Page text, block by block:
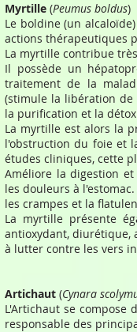
Myrtille (Peumus boldus)
Le boldine (un
actions thérapeutiques
La myrtille contribue
Il possède un
traitement de la
(stimule la libération
la purification et la
La myrtille est alors la
l'obstruction du foie et
études cliniques, cette
Améliore la digestion
les douleurs à
les crampes et la
La myrtille présente
antioxydant, diurétique,
à lutter contre les vers
Artichaut (Cynara
L'Artichaut se
responsable des